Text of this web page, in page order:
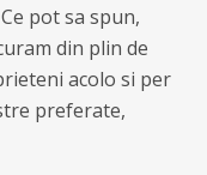
pot sa spun,
din plin de
acolo si per
preferate,